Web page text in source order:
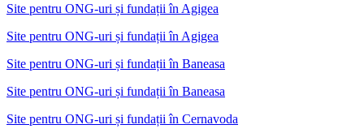
Site pentru ONG-uri și fundații în Agigea
Site pentru ONG-uri și fundații în Agigea
Site pentru ONG-uri și fundații în Baneasa
Site pentru ONG-uri și fundații în Baneasa
Site pentru ONG-uri și fundații în Cernavoda